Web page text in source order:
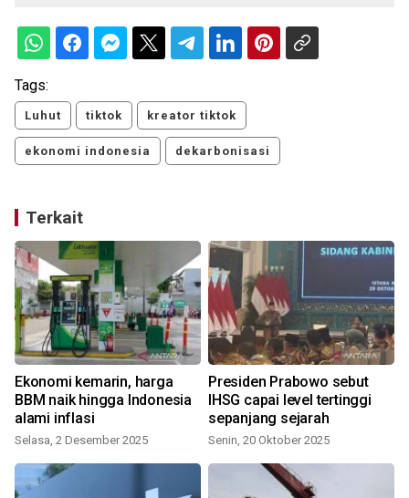
Tags:
Luhut tiktok kreator tiktok
ekonomi indonesia dekarbonisasi
Terkait
Ekonomi kemarin, harga
BBM naik hingga Indonesia
alami inflasi
Selasa, 2 Desember 2025
Presiden Prabowo sebut
IHSG capai level tertinggi
sepanjang sejarah
Senin, 20 Oktober 2025